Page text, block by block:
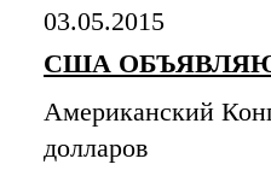
03.05.2015
США
Американский
долларов